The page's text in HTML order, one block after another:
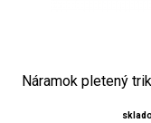
Náramok pletený